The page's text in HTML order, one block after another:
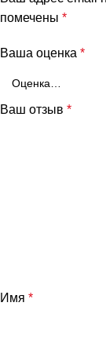
помечены *
Ваша оценка *
Ваш отзыв *
Имя *